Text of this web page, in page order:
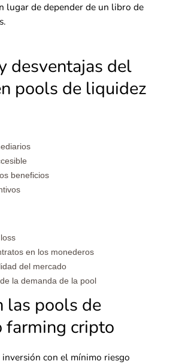
lugar de depender de un libro de
desventajas del
pools de liquidez
beneficios
en los monederos
del mercado
la demanda de la pool
las pools de
farming cripto
inversión con el mínimo riesgo